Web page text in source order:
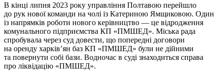
В кінці липня 2023 року управління Полтавою перейшло
до рук нової команди на чолі із Катериною Ямщиковою. Один
із напрямків роботи нового керівництво — це відродження
комунального підприємства КП «ПМШЕД». Міська рада
спробувала через суд довести, що попередні договори
на оренду харків’ян баз КП «ПМШЕД» були не дійними
та повернути собі бази. Водночас в суді знаходиться справа
про ліквідацію «ПМШЕД».